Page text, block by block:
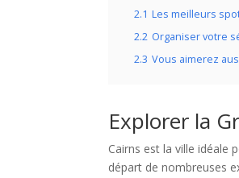
2.1 Les meilleurs
2.2 Organiser votre
2.3 Vous aimerez
Explorer la
Cairns est la ville idéale
départ de nombreuses